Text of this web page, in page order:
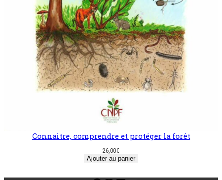
Connaitre, comprendre et protéger la forêt
26,00€
Ajouter au panier